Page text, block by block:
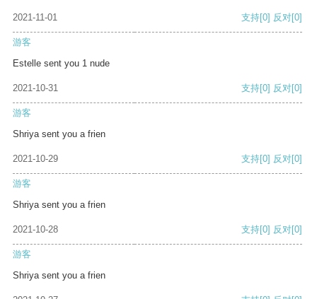
2021-11-01 支持[0] 反对[0]
游客
Estelle sent you 1 nude
2021-10-31 支持[0] 反对[0]
游客
Shriya sent you a frien
2021-10-29 支持[0] 反对[0]
游客
Shriya sent you a frien
2021-10-28 支持[0] 反对[0]
游客
Shriya sent you a frien